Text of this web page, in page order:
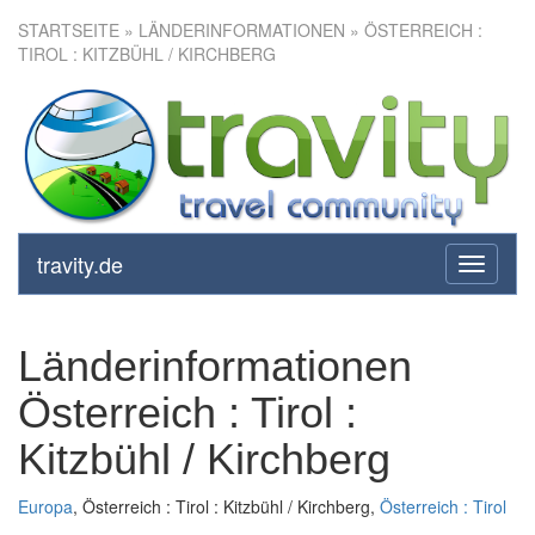
STARTSEITE » LÄNDERINFORMATIONEN » ÖSTERREICH :
TIROL : KITZBÜHL / KIRCHBERG
toggle
travity.de
Länderinformationen
Österreich : Tirol :
Kitzbühl / Kirchberg
Europa, Österreich : Tirol : Kitzbühl / Kirchberg, Österreich : Tirol